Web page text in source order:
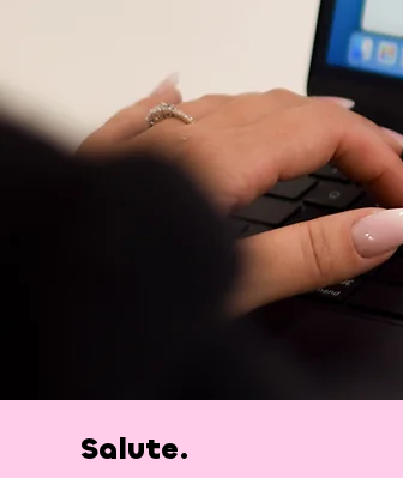
Salute.